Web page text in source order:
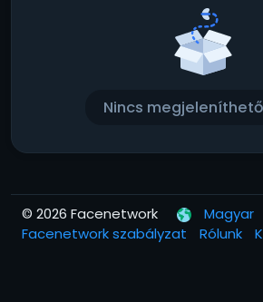
Nincs
© 2026 Facenetwork
Magyar
Facenetwork szabályzat
Rólunk